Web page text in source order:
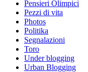
Pensieri Olimpici
Pezzi di vita
Photos
Politika
Segnalazioni
Toro
Under blogging
Urban Blogging